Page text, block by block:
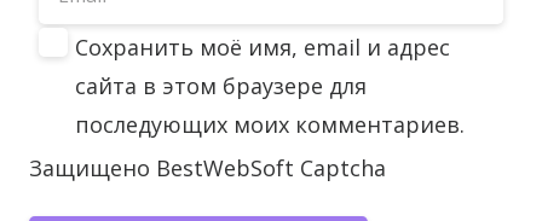
Сохранить моё имя, email и адрес
сайта в этом браузере для
последующих моих комментариев.
Защищено BestWebSoft Captcha